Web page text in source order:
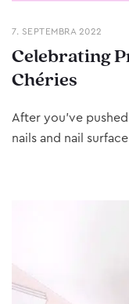
7. SEPTEMBRA 2022
Celebrating
Chéries
After you’ve
nails and nail